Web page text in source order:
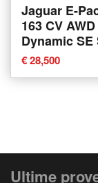
Jaguar E-
163 CV
Dynamic SE
Edition del
a Varese
€ 28,500
Ultime